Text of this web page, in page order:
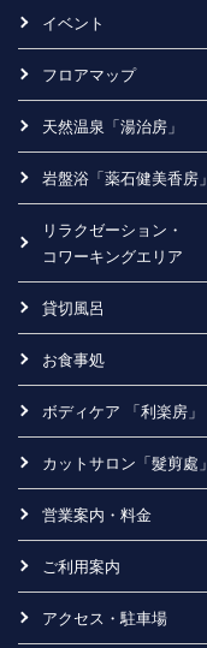
イベント
フロアマップ
天然温泉「湯治房」
岩盤浴「薬石健美香房」
リラクゼーション・
コワーキングエリア
貸切風呂
お食事処
ボディケア 「利楽房」
カットサロン「髮剪處」
営業案内・料金
ご利用案内
アクセス・駐車場